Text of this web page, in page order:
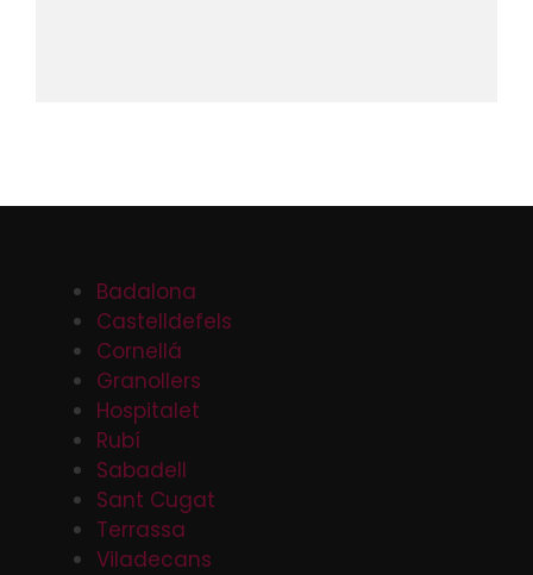
Badalona
Castelldefels
Cornellá
Granollers
Hospitalet
Rubí
Sabadell
Sant Cugat
Terrassa
Viladecans